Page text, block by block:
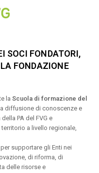
SOCI FONDATORI,
FONDAZIONE
laScuola di formazione del
diffusione di conoscenze e
PA del FVG e
a livello regionale,
per supportare gli Enti nei
di riforma, di
delle risorse e